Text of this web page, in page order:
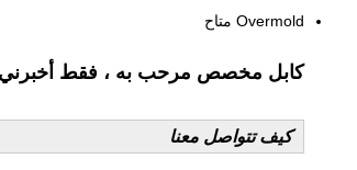
Overmold متاح
كابل مخصص مرحب به ، فقط أخبرني عن
كيف تتواصل معنا